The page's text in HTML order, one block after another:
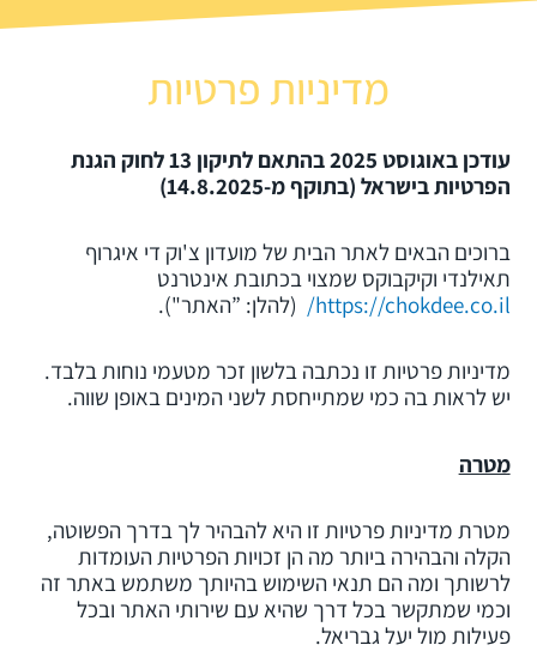
מדיניות פרטיות – Chokdee מועדון מקצועי לאיגרוף תאילנדי וקיקבוקס במודיעין
מדיניות פרטיות
עודכן באוגוסט 2025 בהתאם לתיקון 13 לחוק הגנת
הפרטיות בישראל (בתוקף מ-14.8.2025)
ברוכים הבאים לאתר הבית של מועדון צ'וק די איגרוף
תאילנדי וקיקבוקס שמצוי בכתובת אינטרנט
https://chokdee.co.il/
(להלן: ”האתר").
מדיניות פרטיות זו נכתבה בלשון זכר מטעמי נוחות בלבד.
יש לראות בה כמי שמתייחסת לשני המינים באופן שווה.
מטרה
מטרת מדיניות פרטיות זו היא להבהיר לך בדרך הפשוטה,
הקלה והבהירה ביותר מה הן זכויות הפרטיות העומדות
לרשותך ומה הם תנאי השימוש בהיותך משתמש באתר זה
וכמי שמתקשר בכל דרך שהיא עם שירותי האתר ובכל
פעילות מול יעל גבריאל.